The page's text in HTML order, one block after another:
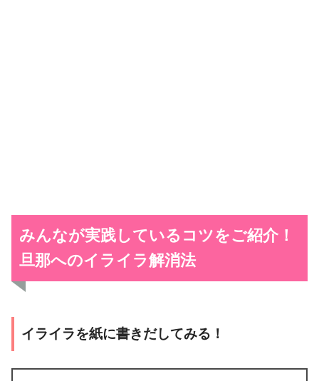
みんなが実践しているコツをご紹介！
旦那へのイライラ解消法
イライラを紙に書きだしてみる！